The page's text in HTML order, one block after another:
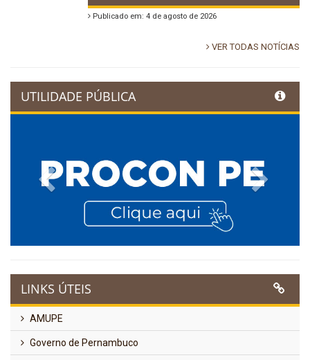
Publicado em: 4 de agosto de 2026
VER TODAS NOTÍCIAS
UTILIDADE PÚBLICA
Previous
LINKS ÚTEIS
AMUPE
Governo de Pernambuco